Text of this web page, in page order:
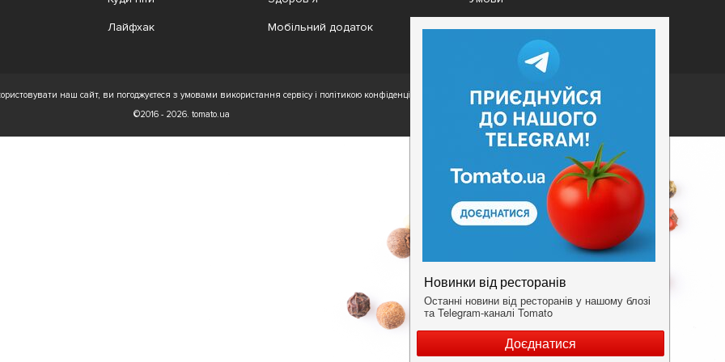
Лайфхак Мобільний додаток
наш сайт, ви погоджуєтеся з умовами використання сервісу і політикою конфіденційності.
©2016 - 2026. tomato.ua